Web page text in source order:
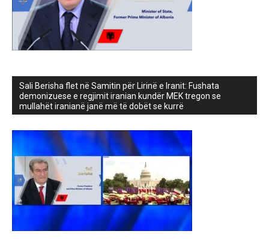
Sali Berisha flet në Samitin për Lirinë e Iranit: Fushata
demonizuese e regjimit iranian kundër MEK tregon se
mullahët iranianë janë më të dobët se kurrë